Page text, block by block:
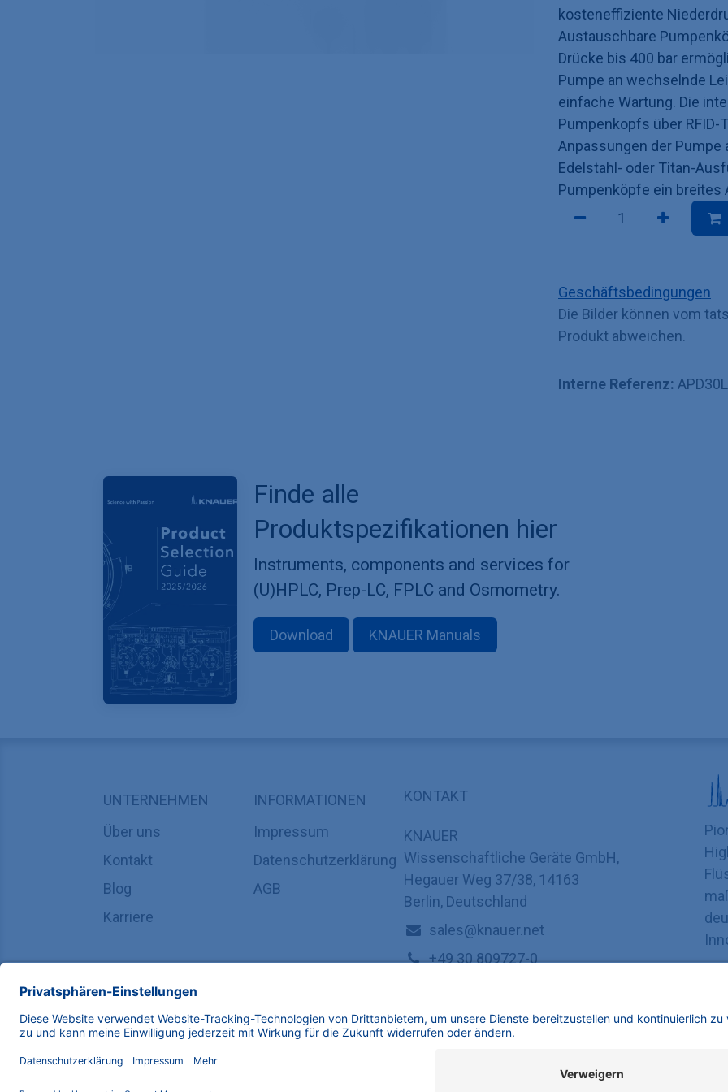
kosteneffiziente
Austauschbare
Drücke bis 400 bar
Pumpe an wechselnde
einfache Wartung. Die
Pumpenkopfs über
Anpassungen der Pumpe
Edelstahl- oder Titan-
Pumpenköpfe ein
Geschäftsbedingungen
Die Bilder können vom
Produkt abweichen.
Interne Referenz:
Finde alle
Produktspezifikationen hier
Instruments, components and services for
(U)HPLC, Prep-LC, FPLC and Osmometry.
Download KNAUER Manuals
UNTERNEHMEN
Über uns
Kontakt
Blog
Karriere
INFORMATIONEN
Impressum
Datenschutzerklärung
AGB
KONTAKT
KNAUER
Wissenschaftliche Geräte GmbH,
Hegauer Weg 37/38, 14163
Berlin, Deutschland
sales@knauer.net
+49 30 809727-0